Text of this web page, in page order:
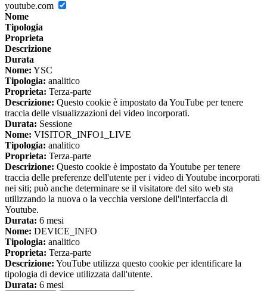
youtube.com
Nome
Tipologia
Proprieta
Descrizione
Durata
Nome: YSC
Tipologia: analitico
Proprieta: Terza-parte
Descrizione: Questo cookie è impostato da YouTube per tenere
traccia delle visualizzazioni dei video incorporati.
Durata: Sessione
Nome: VISITOR_INFO1_LIVE
Tipologia: analitico
Proprieta: Terza-parte
Descrizione: Questo cookie è impostato da Youtube per tenere
traccia delle preferenze dell'utente per i video di Youtube incorporati
nei siti; può anche determinare se il visitatore del sito web sta
utilizzando la nuova o la vecchia versione dell'interfaccia di
Youtube.
Durata: 6 mesi
Nome: DEVICE_INFO
Tipologia: analitico
Proprieta: Terza-parte
Descrizione: YouTube utilizza questo cookie per identificare la
tipologia di device utilizzata dall'utente.
Durata: 6 mesi